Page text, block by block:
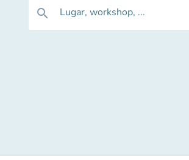
search Lugar, workshop, ...